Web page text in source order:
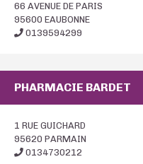
66 AVENUE DE PARIS
95600 EAUBONNE
0139594299
PHARMACIE BARDET
1 RUE GUICHARD
95620 PARMAIN
0134730212